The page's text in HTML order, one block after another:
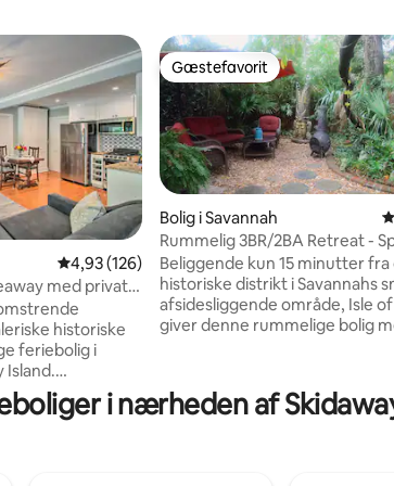
325 omtaler
4,93 ud af 5 i gennemsnitlig bedømmelse,
4,93 (126)
med privat
historiske
feriebolig i
Island.
par eller endda
i
Gæstefavorit
Gæstefavorit
Bolig i Savannah
Rummelig 3BR/2BA Retreat -
nyt køkken
Beliggende kun 15 minutter
historiske distrikt i Savannahs
afsidesliggende område, Isle
giver denne rummelige bolig
underholde efter en lang dag
sightseeing! Isle of Hope har
i nærheden af